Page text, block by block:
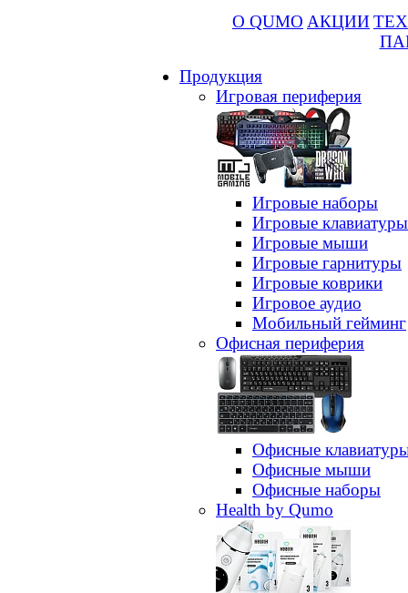
О QUMO АКЦИИ
Продукция
Игровая периферия
Игровые наборы
Игровые клавиатуры
Игровые мыши
Игровые гарнитуры
Игровые коврики
Игровое аудио
Мобильный гейминг
Офисная периферия
Офисные
Офисные мыши
Офисные наборы
Health by Qumo